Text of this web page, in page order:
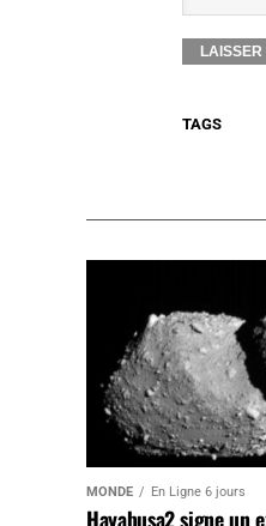
TAGS
MONDE En Ligne 6 jours
Hayabusa2 signe un